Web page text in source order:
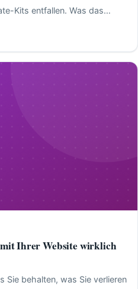
Kits entfallen. Was das
Ihrer Website wirklich
Sie behalten, was Sie verlieren